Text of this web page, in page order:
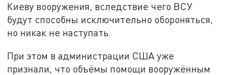
Киеву вооружения, вследствие чего ВСУ
будут способны исключительно обороняться,
но никак не наступать.
При этом в администрации США уже
признали, что объёмы помощи вооружённым